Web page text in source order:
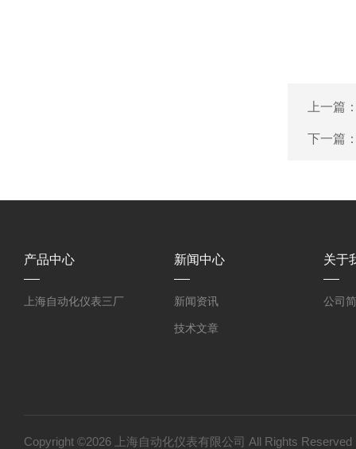
上一篇
下一篇
产品中心
上海自动化仪表三厂
新闻中心
新闻资讯
技术文章
关于
公司
Copyright ©2026 上海自动化仪表有限公司 All Rights